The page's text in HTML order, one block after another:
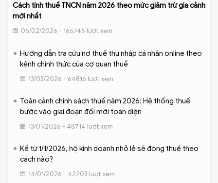
Cách tính thuế TNCN năm 2026 theo mức giảm trừ gia cảnh
mới nhất
05/02/2026 - 165745 lượt xem
Hướng dẫn tra cứu nợ thuế thu nhập cá nhân online theo
kênh chính thức của cơ quan thuế
13/03/2026 - 64816 lượt xem
Toàn cảnh chính sách thuế năm 2026: Hệ thống thuế
bước vào giai đoạn đổi mới toàn diện
13/01/2026 - 48714 lượt xem
Kể từ 1/1/2026, hộ kinh doanh nhỏ lẻ sẽ đóng thuế theo
cách nào?
14/01/2026 - 42203 lượt xem